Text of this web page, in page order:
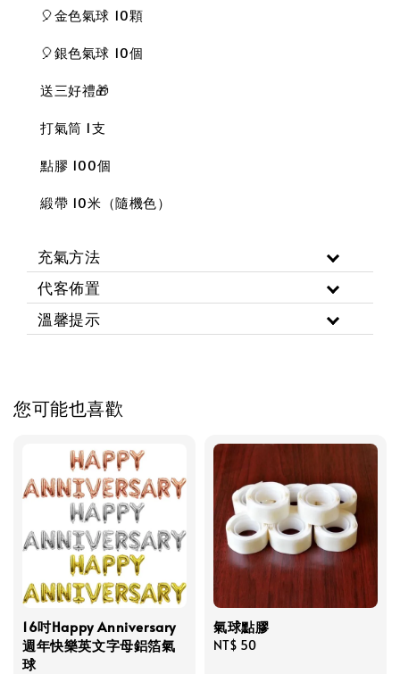
🎈金色氣球 10顆
🎈銀色氣球 10個
送三好禮🎁
打氣筒 1支
點膠 100個
緞帶 10米（隨機色）
充氣方法
代客佈置
溫馨提示
您可能也喜歡
16吋Happy Anniversary
週年快樂英文字母鋁箔氣
球
氣球點膠
Regular
NT$ 50